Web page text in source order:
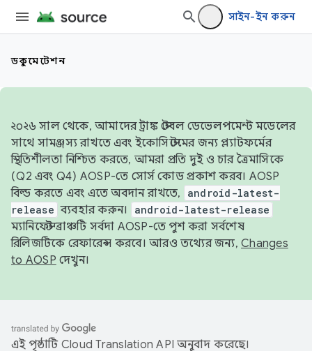
সাইন-ইন করুন
ডকুমেন্টেশন
২০২৬ সাল থেকে, আমাদের ট্রাঙ্ক স্টেবল ডেভেলপমেন্ট মডেলের
সাথে সামঞ্জস্য রাখতে এবং ইকোসিস্টেমের জন্য প্ল্যাটফর্মের
স্থিতিশীলতা নিশ্চিত করতে, আমরা প্রতি দুই ও চার ত্রৈমাসিকে
(Q2 এবং Q4) AOSP-তে সোর্স কোড প্রকাশ করব। AOSP
বিল্ড করতে এবং এতে অবদান রাখতে,
android-latest-
release ব্যবহার করুন। android-latest-release
ম্যানিফেস্ট ব্রাঞ্চটি সর্বদা AOSP-তে পুশ করা সর্বশেষ
রিলিজটিকে রেফারেন্স করবে। আরও তথ্যের জন্য, Changes
to AOSP দেখুন।
এই পৃষ্ঠাটি Cloud Translation API অনুবাদ করেছে।